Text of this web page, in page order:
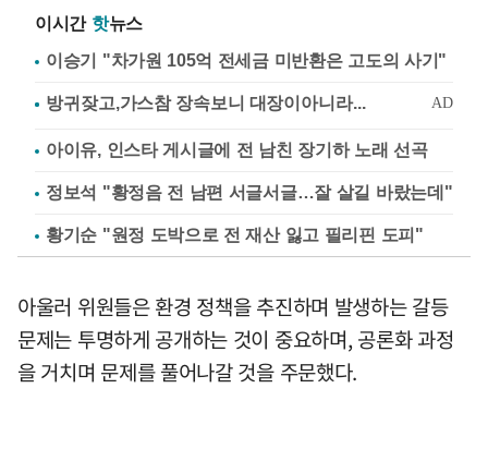
이시간 핫뉴스
이승기 "차가원 105억 전세금 미반환은 고도의 사기"
아이유, 인스타 게시글에 전 남친 장기하 노래 선곡
정보석 "황정음 전 남편 서글서글…잘 살길 바랐는데"
황기순 "원정 도박으로 전 재산 잃고 필리핀 도피"
아울러 위원들은 환경 정책을 추진하며 발생하는 갈등
문제는 투명하게 공개하는 것이 중요하며, 공론화 과정
을 거치며 문제를 풀어나갈 것을 주문했다.